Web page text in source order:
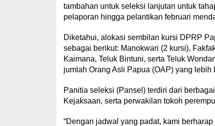
tambahan untuk seleksi lanjutan untuk
pelaporan hingga pelantikan februari
Diketahui, alokasi sembilan kursi DPRP
sebagai berikut: Manokwari (2 kursi),
Kaimana, Teluk Bintuni, serta Teluk
jumlah Orang Asli Papua (OAP) yang
Panitia seleksi (Pansel) terdiri dari
Kejaksaan, serta perwakilan tokoh
“Dengan jadwal yang padat, kami